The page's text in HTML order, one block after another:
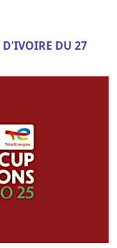
D'IVOIRE DU 27